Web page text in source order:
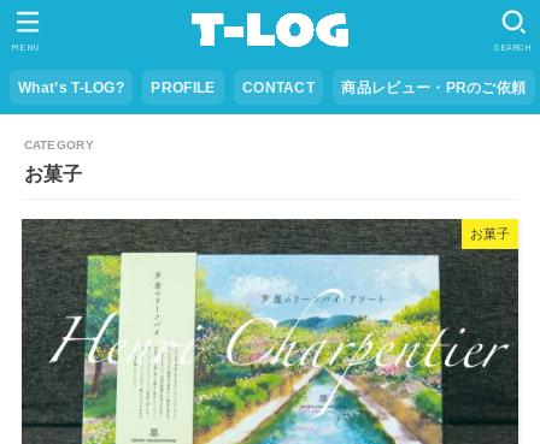
What’s T-LOG? PROFILE CONTACT 商品レビュー・PRのご依頼
SEARCH
MENU
お菓子
お菓子